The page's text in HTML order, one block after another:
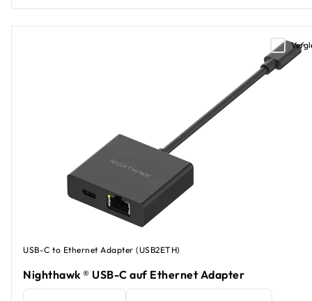
USB-C to Ethernet Adapter (USB2ETH)
Nighthawk ® USB-C auf Ethernet Adapter